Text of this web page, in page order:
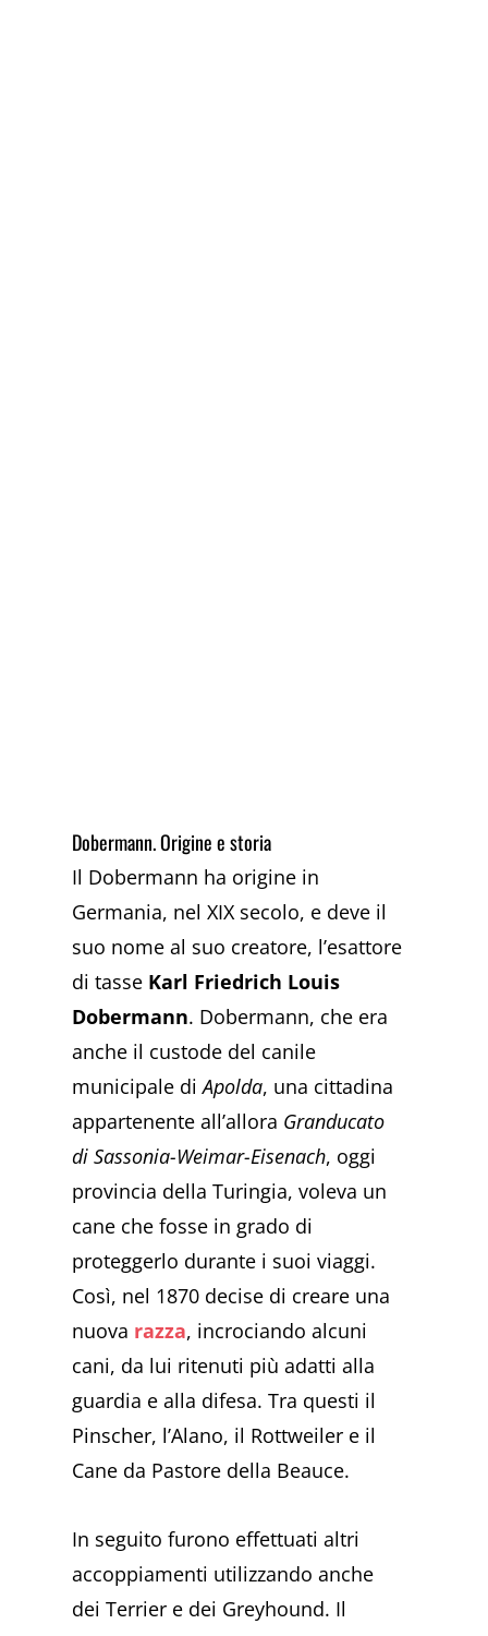
Dobermann. Origine e storia
Il Dobermann ha origine in
Germania, nel XIX secolo, e deve il
suo nome al suo creatore, l’esattore
di tasse Karl Friedrich Louis
Dobermann. Dobermann, che era
anche il custode del canile
municipale diApolda, una cittadina
appartenente all’allora Granducato
di Sassonia-Weimar-Eisenach, oggi
provincia della Turingia, voleva un
cane che fosse in grado di
proteggerlo durante i suoi viaggi.
Così, nel 1870 decise di creare una
nuova razza, incrociando alcuni
cani, da lui ritenuti più adatti alla
guardia e alla difesa. Tra questi il
Pinscher, l’Alano, il Rottweiler e il
Cane da Pastore della Beauce.
In seguito furono effettuati altri
accoppiamenti utilizzando anche
dei Terrier e dei Greyhound. Il